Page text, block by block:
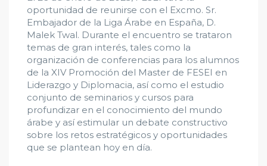
oportunidad de reunirse con el Excmo. Sr.
Embajador de la Liga Árabe en España, D.
Malek Twal. Durante el encuentro se trataron
temas de gran interés, tales como la
organización de conferencias para los alumnos
de la XIV Promoción del Master de FESEI en
Liderazgo y Diplomacia, así como el estudio
conjunto de seminarios y cursos para
profundizar en el conocimiento del mundo
árabe y así estimular un debate constructivo
sobre los retos estratégicos y oportunidades
que se plantean hoy en día.